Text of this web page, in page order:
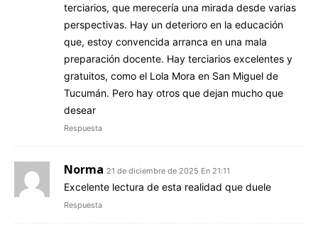
terciarios, que merecería una mirada desde varias
perspectivas. Hay un deterioro en la educación
que, estoy convencida arranca en una mala
preparación docente. Hay terciarios excelentes y
gratuitos, como el Lola Mora en San Miguel de
Tucumán. Pero hay otros que dejan mucho que
desear
Respuesta
Norma 21 de diciembre de 2025 En 21:11
Excelente lectura de esta realidad que duele
Respuesta